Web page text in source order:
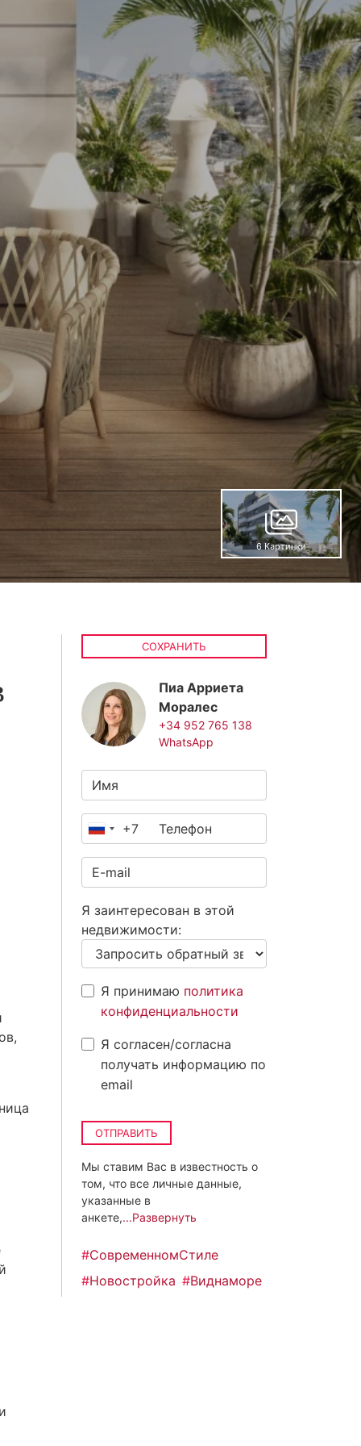
6 Картинки
СОХРАНИТЬ
Пиа Арриета
Моралес
+34 952 765 138
WhatsApp
Россия
+7
Я заинтересован в этой
недвижимости:
Я принимаю политика
конфиденциальности
Я согласен/согласна
получать информацию по
email
ОТПРАВИТЬ
Мы ставим Вас в известность о
том, что все личные данные,
указанные в
анкете,...Развернуть
#СовременномСтиле
#Новостройка #Виднаморе